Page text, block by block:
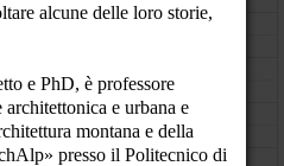
alcune delle loro storie,
e PhD, è professore
e urbana e
montana e della
presso il Politecnico di